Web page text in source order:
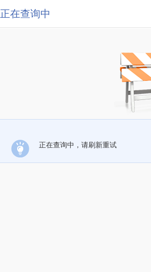
正在查询中
正在查询中，请刷新重试